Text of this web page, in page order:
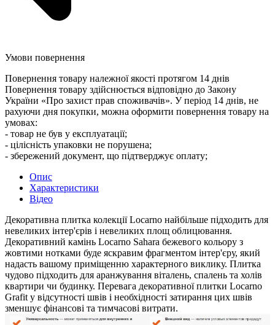
Умови повернення
Повернення товару належної якості протягом 14 днів
Повернення товару здійснюється відповідно до Закону
України «Про захист прав споживачів». У період 14 днів, не
рахуючи дня покупки, можна оформити повернення товару на
умовах:
- товар не був у експлуатації;
- цілісність упаковки не порушена;
- збережений документ, що підтверджує оплату;
Опис
Характеристики
Відео
Декоративна плитка колекції Locarno найбільше підходить для
невеликих інтер'єрів і невеликих площ облицювання.
Декоративний камінь Locarno Sahara бежевого кольору з
жовтими нотками буде яскравим фрагментом інтер'єру, який
надасть вашому приміщенню характерного виклику. Плитка
чудово підходить для аранжування віталень, спалень та холів
квартири чи будинку. Перевага декоративної плитки Locarno
Grafit у відсутності швів і необхідності затирання цих швів
зменшує фінансові та тимчасові витрати.